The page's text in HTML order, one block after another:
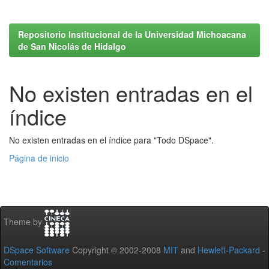
Repositorio Institucional de la Universidad Michoacana
de San Nicolás de Hidalgo
No existen entradas en el
índice
No existen entradas en el índice para "Todo DSpace".
Página de inicio
Theme by
DSpace Software Copyright © 2002-2008 MIT and Hewlett-Packard -
Comentarios